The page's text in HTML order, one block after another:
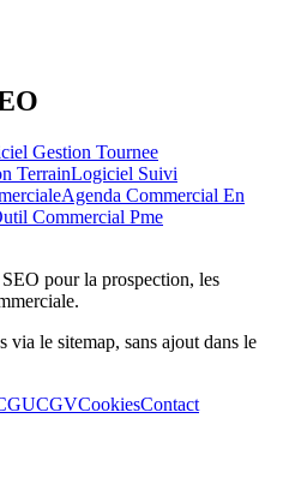
Gestion Tournee
TerrainLogiciel Suivi
Agenda Commercial En
Commercial Pme
pour la prospection, les
via le sitemap, sans ajout dans le
CGVCookiesContact